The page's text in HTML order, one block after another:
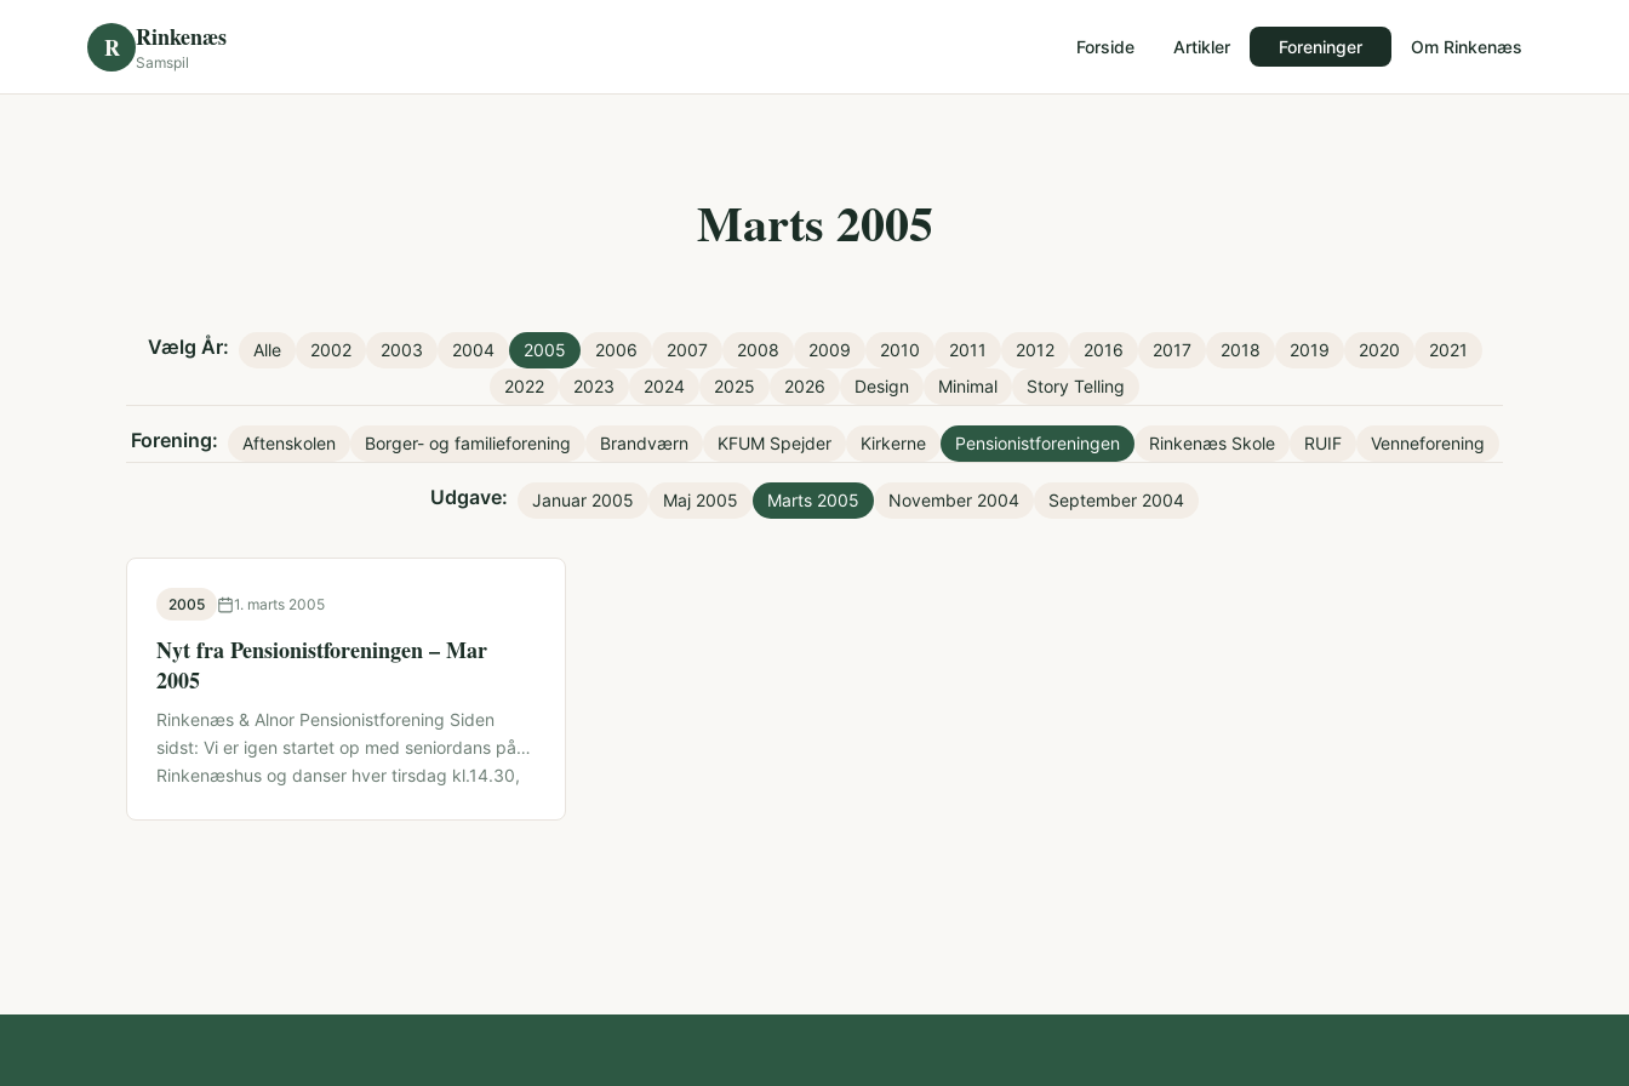
R Rinkenæs
Samspil
Forside Artikler Foreninger Om Rinkenæs
Marts 2005
Vælg År: Alle 2002 2003 2004 2005 2006 2007 2008 2009 2010 2011 2012 2016 2017 2018 2019 2020
2021
2022
2023 2024 2025 2026 Design Minimal Story Telling
Forening: Aftenskolen Borger- og familieforening Brandværn KFUM Spejder Kirkerne Pensionistforeningen Rinkenæs Skole RUIF Venneforening
Udgave: Januar 2005 Maj 2005 Marts 2005 November 2004 September 2004
2005 1. marts 2005
Nyt fra Pensionistforeningen – Mar
2005
Rinkenæs & Alnor Pensionistforening Siden
sidst: Vi er igen startet op med seniordans på
Rinkenæshus og danser hver tirsdag kl.14.30,